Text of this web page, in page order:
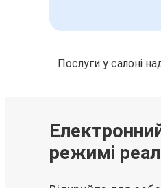
Послуги у салоні
режимі